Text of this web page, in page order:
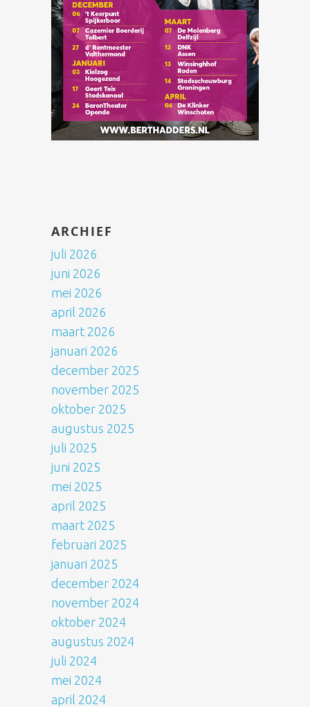
ARCHIEF
juli 2026
juni 2026
mei 2026
april 2026
maart 2026
januari 2026
december 2025
november 2025
oktober 2025
augustus 2025
juli 2025
juni 2025
mei 2025
april 2025
maart 2025
februari 2025
januari 2025
december 2024
november 2024
oktober 2024
augustus 2024
juli 2024
mei 2024
april 2024